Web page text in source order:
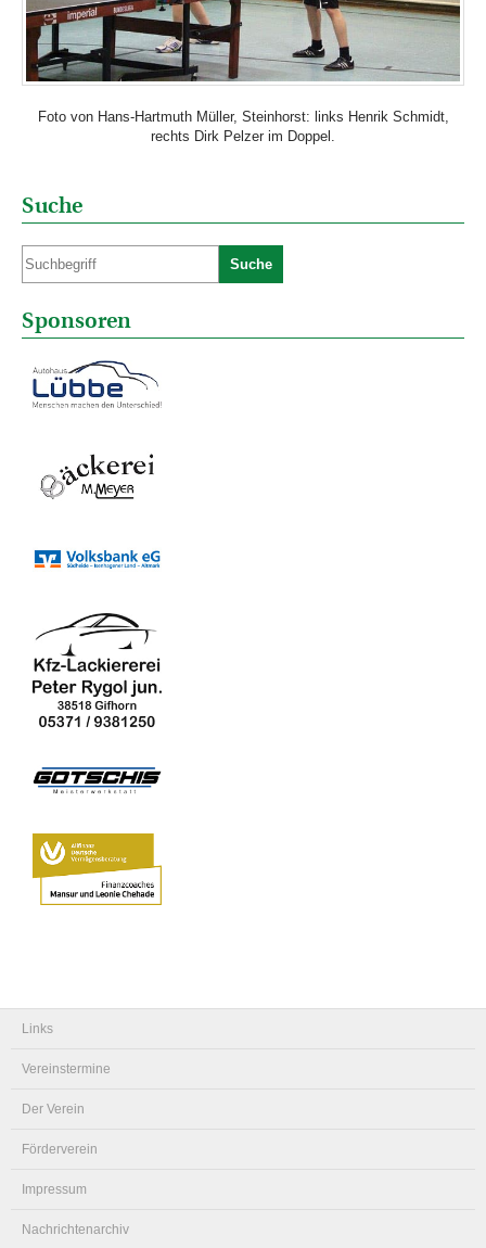
Foto von Hans-Hartmuth Müller, Steinhorst: links Henrik Schmidt,
rechts Dirk Pelzer im Doppel.
Suche
Suche
Sponsoren
Links
Vereinstermine
Der Verein
Förderverein
Impressum
Nachrichtenarchiv